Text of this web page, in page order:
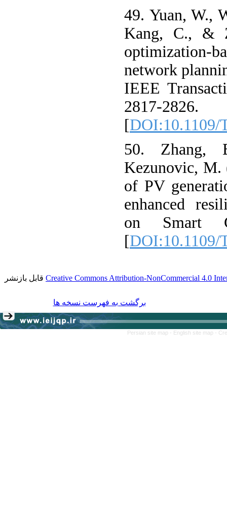
49. Yuan, W.,
Kang, C., &
optimization-
network
IEEE
2817-2826.
[DOI:10.1109/
50. Zhang,
Kezunovic, M.
of PV
enhanced
on Smart
[DOI:10.1109/
Creative Commons Attribution-NonCommercial 4.0 قابل بازنشر
برگشت به فهرست نسخه ها
Persian site map - English site map -